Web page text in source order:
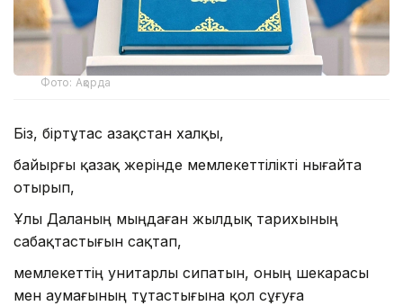
Фото: Ақорда
Біз, біртұтас Қазақстан халқы,
байырғы қазақ жерінде мемлекеттілікті нығайта
отырып,
Ұлы Даланың мыңдаған жылдық тарихының
сабақтас­тығын сақтап,
мемлекеттің унитарлы сипатын, оның шекарасы
мен аумағының тұтастығына қол сұғуға